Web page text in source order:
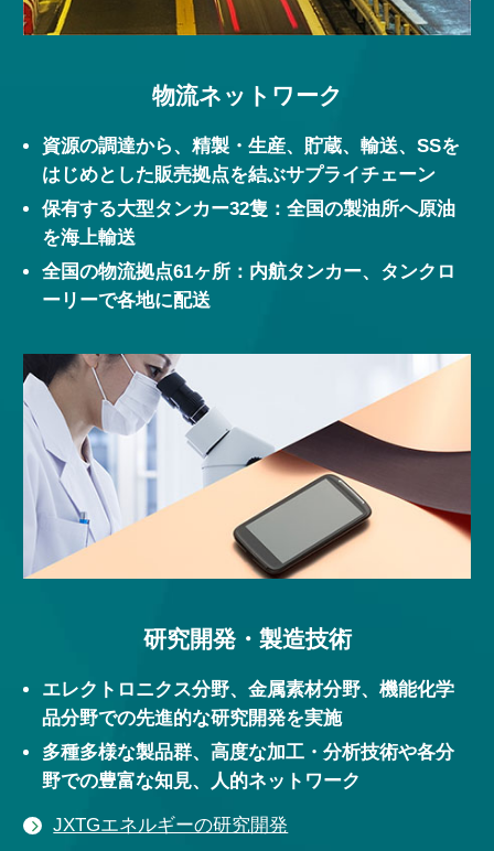
物流ネットワーク
資源の調達から、精製・生産、貯蔵、輸送、SSを
はじめとした販売拠点を結ぶサプライチェーン
保有する大型タンカー32隻：全国の製油所へ原油
を海上輸送
全国の物流拠点61ヶ所：内航タンカー、タンクロ
ーリーで各地に配送
研究開発・製造技術
エレクトロニクス分野、金属素材分野、機能化学
品分野での先進的な研究開発を実施
多種多様な製品群、高度な加工・分析技術や各分
野での豊富な知見、人的ネットワーク
JXTGエネルギーの研究開発